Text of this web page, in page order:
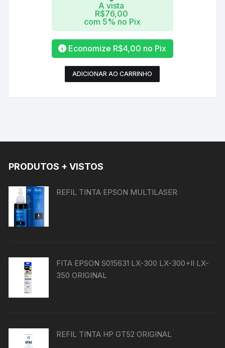
A vista
R$76,00
com 5% no Pix
Economize R$4,00 no Pix
ADICIONAR AO CARRINHO
PRODUTOS + VISTOS
REFIL TINTA EPSON MULTILASER
FITA EPSON S015631 LX-300 LX-300+II LX-
350 ORIGINAL
REFIL TINTA HP GT52 ORIGINAL